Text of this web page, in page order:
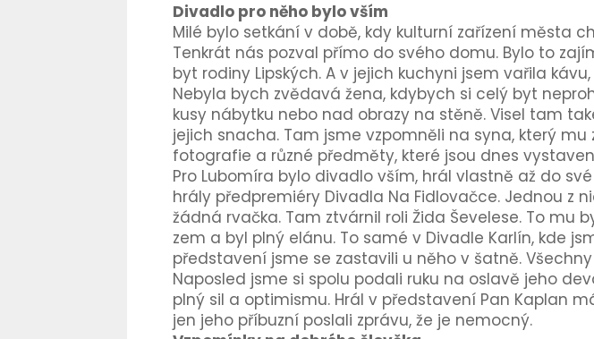
Divadlo pro něho bylo vším
Milé bylo setkání v době, kdy kulturní zařízení města
Tenkrát nás pozval přímo do svého domu. Bylo to
byt rodiny Lipských. A v jejich kuchyni jsem vařila
Nebyla bych zvědavá žena, kdybych si celý byt
kusy nábytku nebo nad obrazy na stěně. Visel tam
jejich snacha. Tam jsme vzpomněli na syna, který
fotografie a různé předměty, které jsou dnes
Pro Lubomíra bylo divadlo vším, hrál vlastně až do
hrály předpremiéry Divadla Na Fidlovačce. Jednou z
žádná rvačka. Tam ztvárnil roli Žida Ševelese. To mu
zem a byl plný elánu. To samé v Divadle Karlín, kde
představení jsme se zastavili u něho v šatně.
Naposled jsme si spolu podali ruku na oslavě jeho
plný sil a optimismu. Hrál v představení Pan Kaplan
jen jeho příbuzní poslali zprávu, že je nemocný.